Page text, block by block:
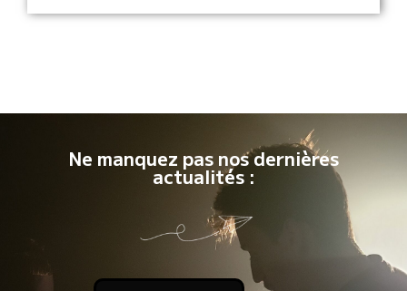
Ne manquez pas nos dernières
actualités :